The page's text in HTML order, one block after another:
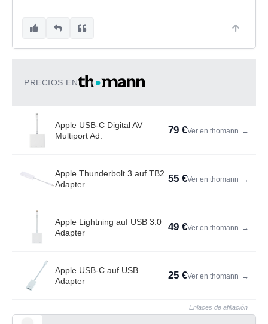
PRECIOS EN
Apple USB-C Digital AV
Multiport Ad.
79 €Ver en thomann →
Apple Thunderbolt 3 auf TB2
Adapter
55 €Ver en thomann →
Apple Lightning auf USB 3.0
Adapter
49 €Ver en thomann →
Apple USB-C auf USB
Adapter
25 €Ver en thomann →
Enlaces de afiliación